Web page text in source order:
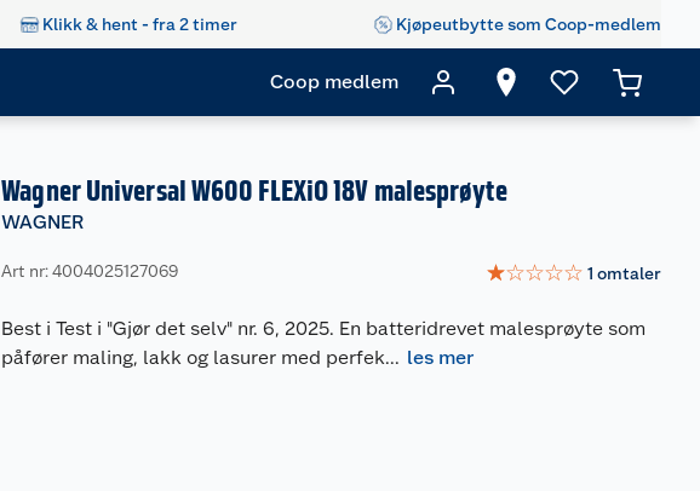
Klikk & hent - fra 2 timer Kjøpeutbytte som Coop-medlem
Coop medlem
Wagner Universal W600 FLEXiO 18V malesprøyte
WAGNER
Art nr: 4004025127069 ☆☆☆☆☆ 1 omtaler
Best i Test i "Gjør det selv" nr. 6, 2025. En batteridrevet malesprøyte som
påfører maling, lakk og lasurer med perfek... les mer